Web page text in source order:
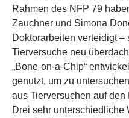
Rahmen des NFP 79
Zauchner und Simona
Doktorarbeiten verteidigt
Tierversuche neu
„Bone-on-a-Chip“
genutzt, um zu
aus Tierversuchen auf
Drei sehr unterschiedliche